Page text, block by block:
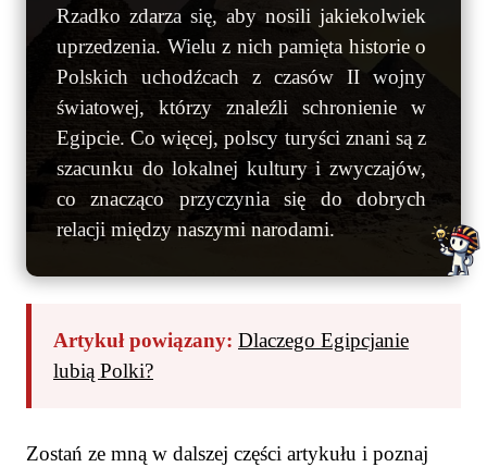
Rzadko zdarza się, aby nosili jakiekolwiek
uprzedzenia. Wielu z nich pamięta historie o
Polskich uchodźcach z czasów II wojny
światowej, którzy znaleźli schronienie w
Egipcie. Co więcej, polscy turyści znani są z
szacunku do lokalnej kultury i zwyczajów,
co znacząco przyczynia się do dobrych
relacji między naszymi narodami.
Artykuł powiązany: Dlaczego Egipcjanie
lubią Polki?
Zostań ze mną w dalszej części artykułu i poznaj